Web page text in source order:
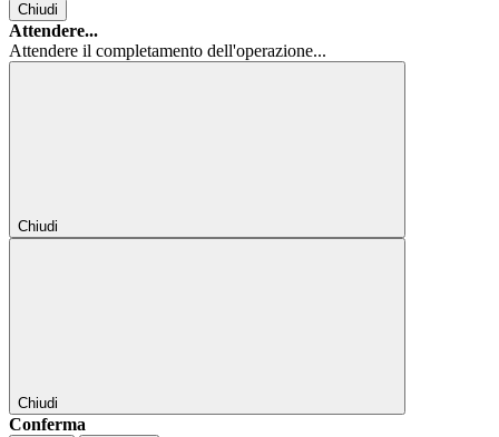
Chiudi
Attendere...
Attendere il completamento dell'operazione...
Chiudi
Chiudi
Conferma